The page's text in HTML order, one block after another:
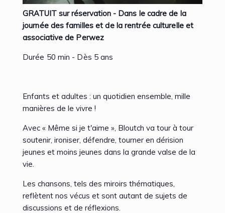
GRATUIT sur réservation - Dans le cadre de la
journée des familles et de la rentrée culturelle et
associative de Perwez
Durée 50 min - Dès 5 ans
Enfants et adultes : un quotidien ensemble, mille
manières de le vivre !
Avec « Même si je t'aime », Bloutch va tour à tour
soutenir, ironiser, défendre, tourner en dérision
jeunes et moins jeunes dans la grande valse de la
vie.
Les chansons, tels des miroirs thématiques,
reflètent nos vécus et sont autant de sujets de
discussions et de réflexions.